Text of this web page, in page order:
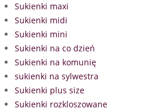
Sukienki maxi
Sukienki midi
Sukienki mini
Sukienki na co dzień
Sukienki na komunię
sukienki na sylwestra
Sukienki plus size
Sukienki rozkloszowane